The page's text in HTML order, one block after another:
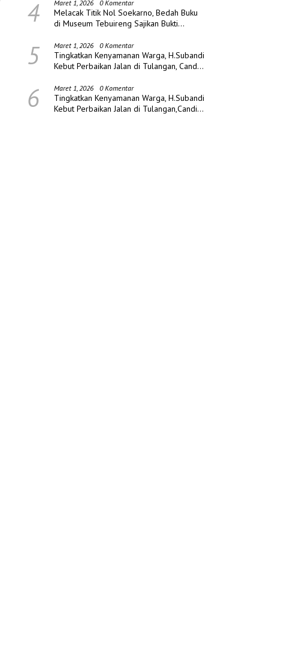
4 Maret 1, 2026 0 Komentar
Melacak Titik Nol Soekarno, Bedah Buku
di Museum Tebuireng Sajikan Bukti
5 Maret 1, 2026 0 Komentar
Tingkatkan Kenyamanan Warga, H.Subandi
Kebut Perbaikan Jalan di Tulangan, Candi
6 Maret 1, 2026 0 Komentar
Tingkatkan Kenyamanan Warga, H.Subandi
Kebut Perbaikan Jalan di Tulangan,Candi